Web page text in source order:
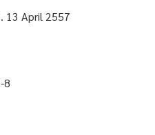
13 April 2557
8